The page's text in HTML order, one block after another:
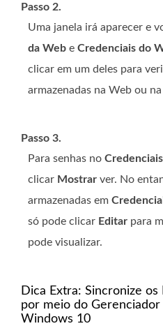
Passo 2.
Uma janela irá aparecer e
da Web e Credenciais do
clicar em um deles para
armazenadas na Web ou
Passo 3.
Para senhas no
clicar Mostrar ver. No
armazenadas em
só pode clicar Editar para
pode visualizar.
Dica Extra: Sincronize
por meio do Gerenciador
Windows 10